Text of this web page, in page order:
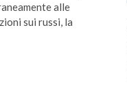
alle
sui russi, la